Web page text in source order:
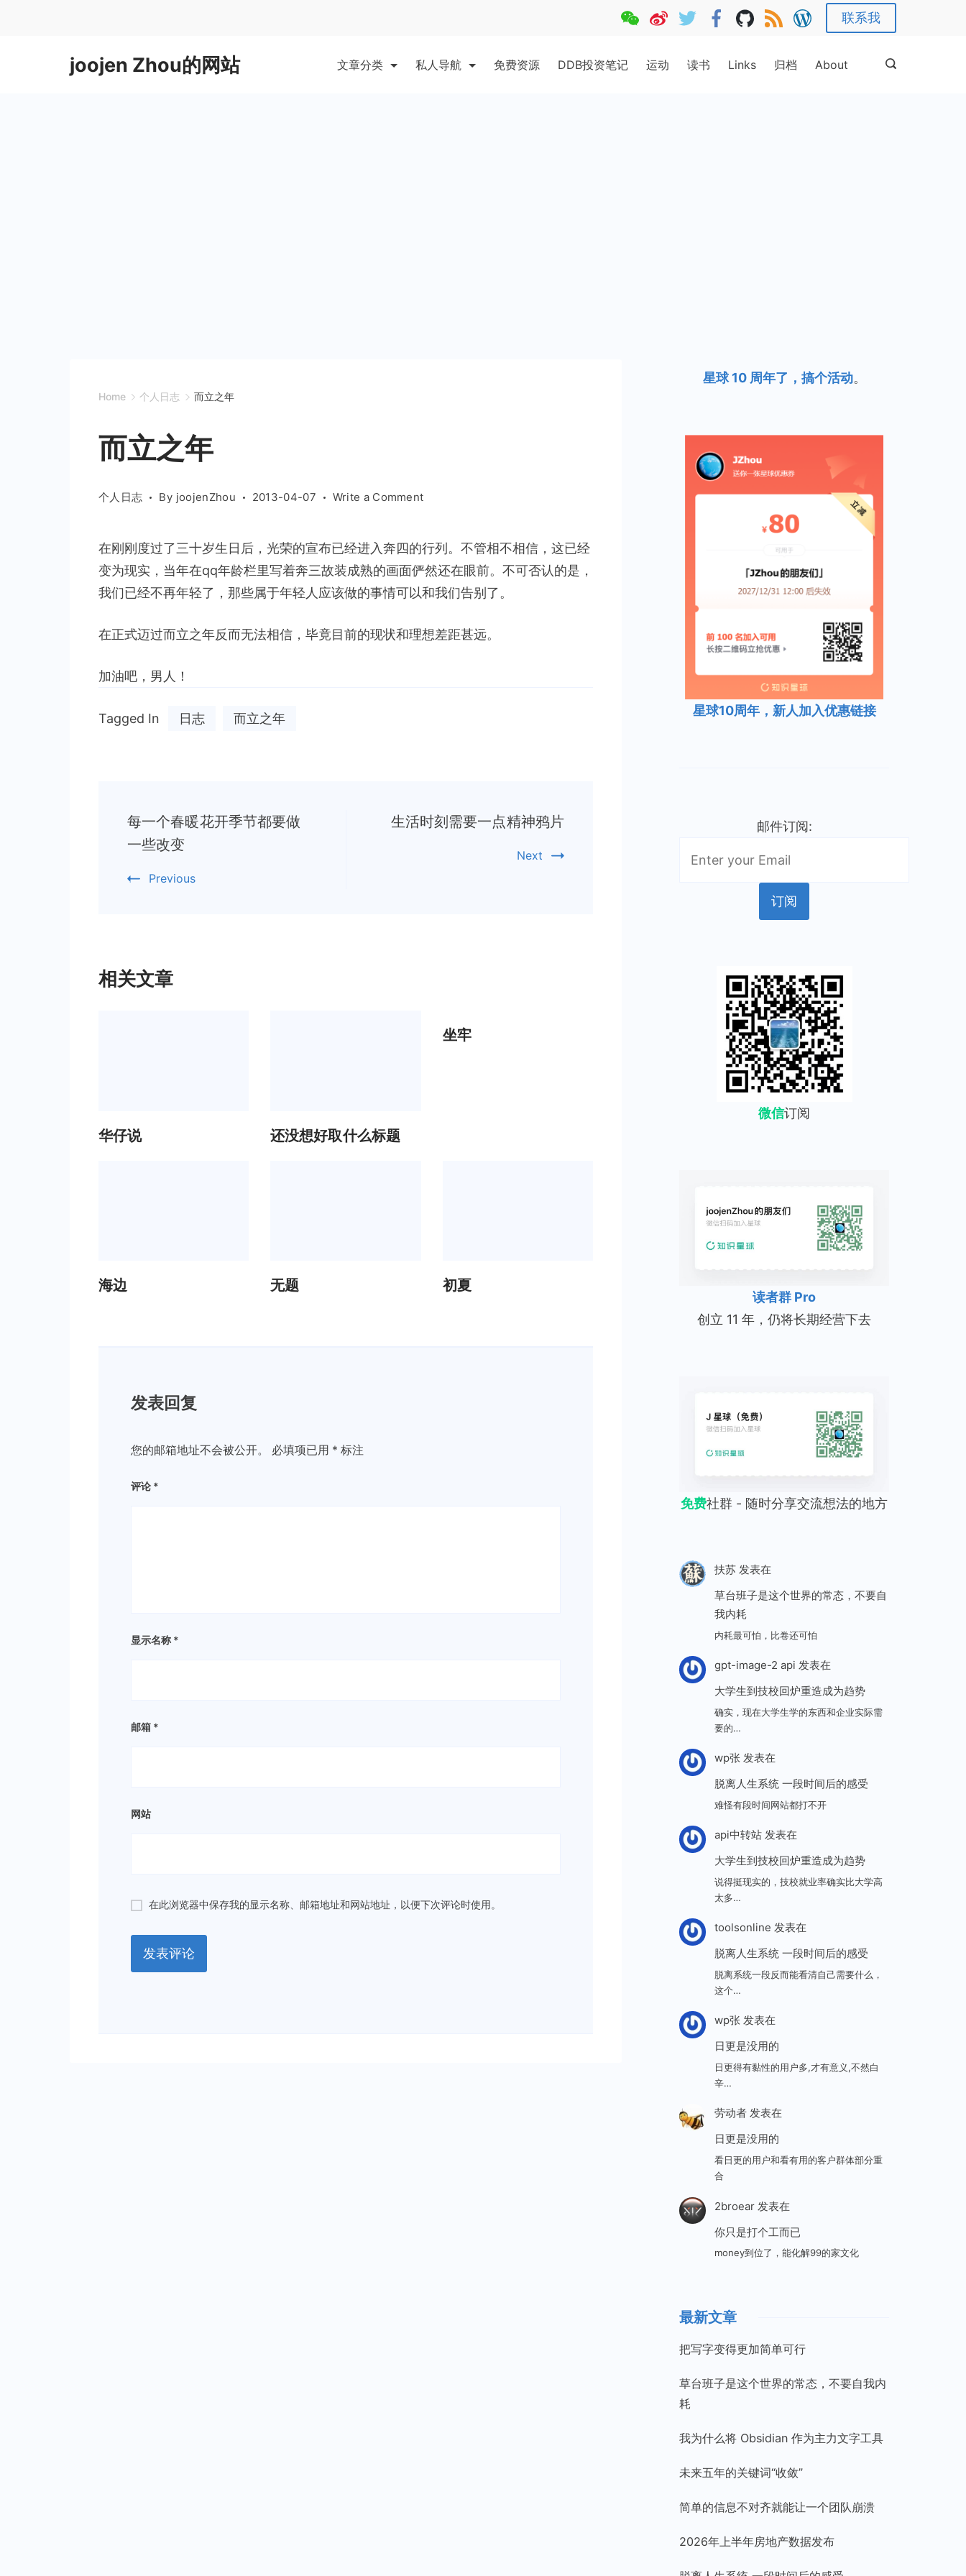
联系我
joojen Zhou的网站 文章分类 私人导航 免费资源 DDB投资笔记 运动 读书 Links 归档 About
Home 个人日志 而立之年
而立之年
个人日志 By joojenZhou 2013-04-07 Write a Commenton
之
年
在刚刚度过了三十岁生日后，光荣的宣布已经进入奔四的行列。不管相不相信，这已经
变为现实，当年在qq年龄栏里写着奔三故装成熟的画面俨然还在眼前。不可否认的是，
我们已经不再年轻了，那些属于年轻人应该做的事情可以和我们告别了。
在正式迈过而立之年反而无法相信，毕竟目前的现状和理想差距甚远。
加油吧，男人！
Tagged In 日志 而立之年
Navigation
每一个春暖花开季节都要做
一些改变
Previous
生活时刻需要一点精神鸦片
Next
相关文章
华仔说 还没想好取什么标题
坐牢
海边 无题 初夏
发表回复
您的邮箱地址不会被公开。 必填项已用 * 标注
评论 *
显示名称 *
邮箱 *
网站
在此浏览器中保存我的显示名称、邮箱地址和网站地址，以便下次评论时使用。
星球 10 周年了，搞个活动。
星球10周年，新人加入优惠链接
邮件订阅:
微信订阅
读者群 Pro
创立 11 年，仍将长期经营下去
免费社群 - 随时分享交流想法的地方
扶苏发表在
草台班子是这个世界的常态，不要自
我内耗
内耗最可怕，比卷还可怕
gpt-image-2 api 发表在
大学生到技校回炉重造成为趋势
确实，现在大学生学的东西和企业实际需
要的…
wp张发表在
脱离人生系统 一段时间后的感受
难怪有段时间网站都打不开
api中转站发表在
大学生到技校回炉重造成为趋势
说得挺现实的，技校就业率确实比大学高
太多…
toolsonline 发表在
脱离人生系统 一段时间后的感受
脱离系统一段反而能看清自己需要什么，
这个…
wp张发表在
日更是没用的
日更得有黏性的用户多,才有意义,不然白
辛…
劳动者发表在
日更是没用的
看日更的用户和看有用的客户群体部分重
合
2broear发表在
你只是打个工而已
money到位了，能化解99的家文化
最新文章
把写字变得更加简单可行
草台班子是这个世界的常态，不要自我内
耗
我为什么将 Obsidian 作为主力文字工具
未来五年的关键词“收敛”
简单的信息不对齐就能让一个团队崩溃
2026年上半年房地产数据发布